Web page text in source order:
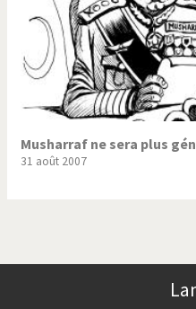
Musharraf ne sera plus
31 août 2007